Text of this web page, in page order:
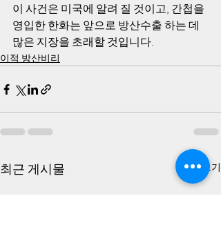
이 사건은 미국에 알려 질 것이고, 간첩을
영입한 한화는 앞으로 방산수출 하는 데
많은 지장을 초래할 것입니다.
이적 방산비리
최근 게시물 전체 보기